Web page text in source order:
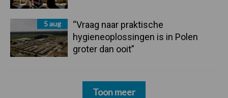
5 aug
“Vraag naar praktische
hygieneoplossingen is in Polen
groter dan ooit”
Toon meer